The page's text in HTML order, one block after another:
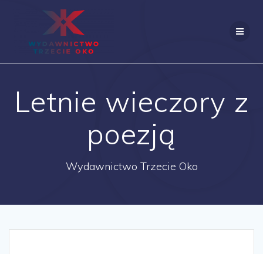
Letnie wieczory z
poezją
Wydawnictwo Trzecie Oko